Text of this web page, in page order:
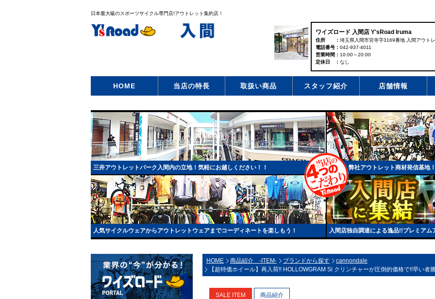
日本最大級のスポーツサイクル専門店!アウトレット集約店！
ワイズロード 入間店 Y'sRoad Iruma
住所
埼玉県入間市宮寺字3169番地 入間アウト
電話番号
042-937-4011
営業時間
10:00～20:00
定休日
なし
HOME 当店の特長 取扱い商品 スタッフ紹介 店舗情報
三井アウトレットパーク入間内の立地！気軽にお越しください！！ 弊社アウトレット商材発信基地
人気サイクルウェアからアウトレットウェアまでコーディネートを楽しもう！ 入間店独自調達による逸品!!プレミアム
HOME 商品紹介 -ITEM- ブランドから探す
cannondale
【超特価ホイール】再入荷!! HOLLOWGRAM Si クリンチャーが圧倒的価格で!!早い者
SALE ITEM 商品紹介